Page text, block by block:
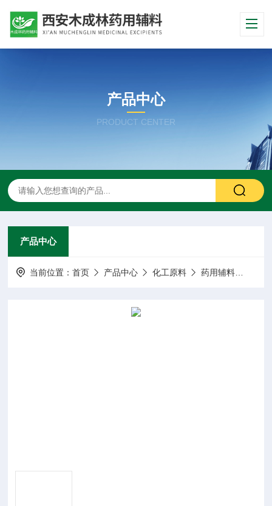
产品中心
PRODUCT CENTER
产品中心
当前位置：首页 产品中心 化工原料 药用辅料